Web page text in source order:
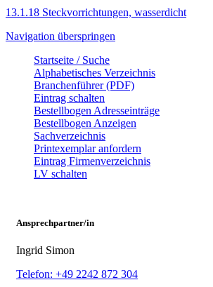
13.1.18 Steckvorrichtungen, wasserdicht
Navigation überspringen
Startseite / Suche
Alphabetisches Verzeichnis
Branchenführer (PDF)
Eintrag schalten
Bestellbogen Adresseinträge
Bestellbogen Anzeigen
Sachverzeichnis
Printexemplar anfordern
Eintrag Firmenverzeichnis
LV schalten
Ansprechpartner/in
Ingrid Simon
Telefon: +49 2242 872 304